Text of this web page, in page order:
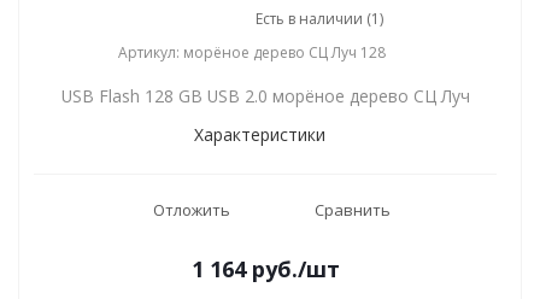
Есть в наличии (1)
Артикул: морёное дерево СЦ Луч 128
USB Flash 128 GB USB 2.0 морёное дерево СЦ Луч
Характеристики
Отложить Сравнить
1 164руб./шт